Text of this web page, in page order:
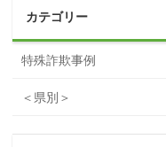
カテゴリー
特殊詐欺事例
＜県別＞